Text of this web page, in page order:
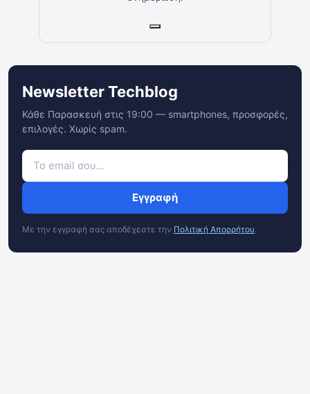
Newsletter Techblog
Κάθε Παρασκευή στις 19:00 — smartphones, προσφορές,
επιλογές. Χωρίς spam.
Εγγραφή
Με την εγγραφή σας αποδέχεστε την Πολιτική Απορρήτου.